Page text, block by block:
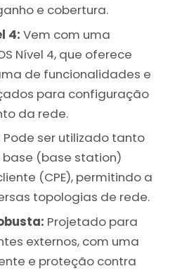
e cobertura.
4: Vem com uma
Nível 4, que oferece
de funcionalidades e
para configuração
da rede.
Pode ser utilizado tanto
(base station)
(CPE), permitindo a
topologias de rede.
Projetado para
externos, com uma
e proteção contra